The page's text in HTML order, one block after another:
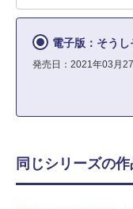
電子版：そう
発売日：2021年03月
同じシリーズの作